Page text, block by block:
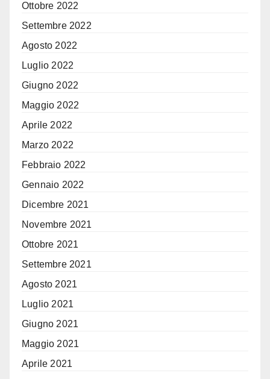
Ottobre 2022
Settembre 2022
Agosto 2022
Luglio 2022
Giugno 2022
Maggio 2022
Aprile 2022
Marzo 2022
Febbraio 2022
Gennaio 2022
Dicembre 2021
Novembre 2021
Ottobre 2021
Settembre 2021
Agosto 2021
Luglio 2021
Giugno 2021
Maggio 2021
Aprile 2021